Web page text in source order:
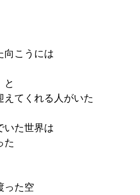
向こうには
と
えてくれる人がいた
いた世界は
た
った空